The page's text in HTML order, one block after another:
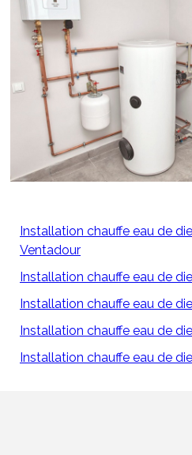
Installation chauffe eau de
Ventadour
Installation chauffe eau de
Installation chauffe eau de
Installation chauffe eau de
Installation chauffe eau de